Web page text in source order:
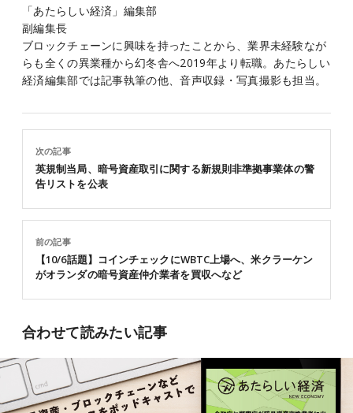
「あたらしい経済」編集部
副編集長
ブロックチェーンに興味を持ったことから、業界未経験なが
らも全くの異業種から幻冬舎へ2019年より転職。あたらしい
経済編集部では記事執筆の他、音声収録・写真撮影も担当。
前の記事
【10/6話題】コインチェックにWBTC上場へ、米クラーケン
がオランダの暗号資産仲介業者を買収へなど
次の記事
英規制当局、暗号資産取引に関する新規則非準拠事業体の警
告リストを公表
合わせて読みたい記事